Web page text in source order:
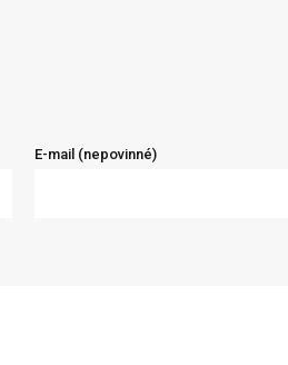
E-mail (nepovinné)